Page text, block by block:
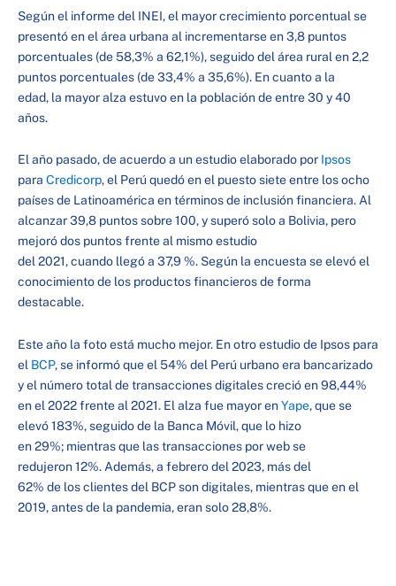
Según el informe del INEI, el mayor crecimiento porcentual se
presentó en el área urbana al incrementarse en 3,8 puntos
porcentuales (de 58,3% a 62,1%), seguido del área rural en 2,2
puntos porcentuales (de 33,4% a 35,6%). En cuanto a la
edad, la mayor alza estuvo en la población de entre 30 y 40
años.
El año pasado, de acuerdo a un estudio elaborado por Ipsos
para Credicorp, el Perú quedó en el puesto siete entre los ocho
países de Latinoamérica en términos de inclusión financiera. Al
alcanzar 39,8 puntos sobre 100, y superó solo a Bolivia, pero
mejoró dos puntos frente al mismo estudio
del 2021, cuando llegó a 37,9 %. Según la encuesta se elevó el
conocimiento de los productos financieros de forma
destacable.
Este año la foto está mucho mejor. En otro estudio de Ipsos para
el BCP, se informó que el 54% del Perú urbano era bancarizado
y el número total de transacciones digitales creció en 98,44%
en el 2022 frente al 2021. El alza fue mayor enYape, que se
elevó 183%, seguido de la Banca Móvil, que lo hizo
en 29%; mientras que las transacciones por web se
redujeron 12%. Además, a febrero del 2023, más del
62% de los clientes del BCP son digitales, mientras que en el
2019, antes de la pandemia, eran solo 28,8%.